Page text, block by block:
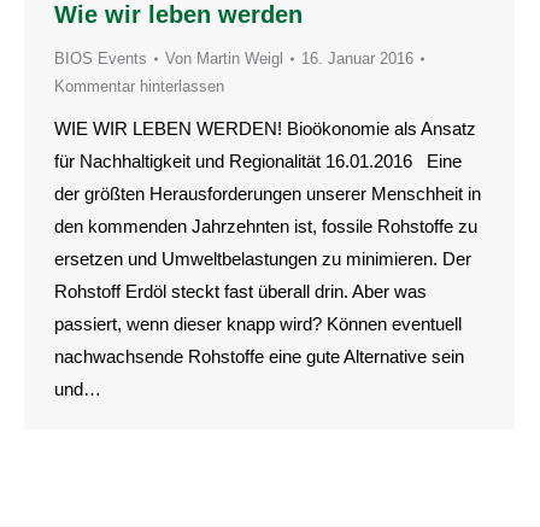
Wie wir leben werden
BIOS Events Von Martin Weigl
16. Januar 2016
Kommentar hinterlassen
WIE WIR LEBEN WERDEN! Bioökonomie als Ansatz
für Nachhaltigkeit und Regionalität 16.01.2016 Eine
der größten Herausforderungen unserer Menschheit in
den kommenden Jahrzehnten ist, fossile Rohstoffe zu
ersetzen und Umweltbelastungen zu minimieren. Der
Rohstoff Erdöl steckt fast überall drin. Aber was
passiert, wenn dieser knapp wird? Können eventuell
nachwachsende Rohstoffe eine gute Alternative sein
und…